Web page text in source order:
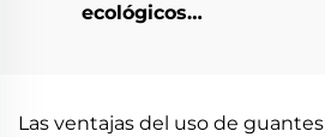
ecológicos
almidón de maíz
Las ventajas del uso de